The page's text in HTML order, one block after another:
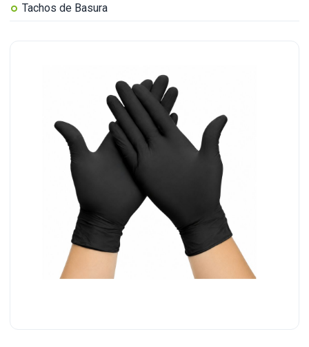
Tachos de Basura